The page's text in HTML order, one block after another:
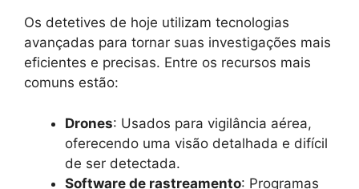
Os detetives de hoje utilizam tecnologias
avançadas para tornar suas investigações mais
eficientes e precisas. Entre os recursos mais
comuns estão:
Drones: Usados para vigilância aérea,
oferecendo uma visão detalhada e difícil
de ser detectada.
Software de rastreamento: Programas